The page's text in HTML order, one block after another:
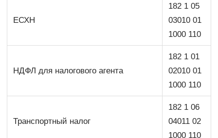
ЕСХН
182 1 05
03010 01
1000 110
НДФЛ для налогового агента
182 1 01
02010 01
1000 110
Транспортный налог
182 1 06
04011 02
1000 110